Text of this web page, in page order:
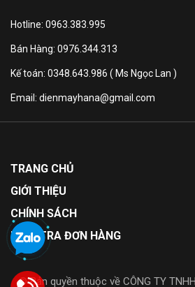
điệu
Tận hưởng buổi phát sóng ưa thích
6 chế độ EQ - Âm
hợp cho mọi tình
Chọn âm thanh của bạn. Chọn từ
mang lại cho cuộc sống những
chưa từng có.
Hotline: 0963.383.995
Bán Hàng: 0976.344.313
Kế toán: 0348.643.986 ( Ms Ngọc Lan )
Email: dienmayhana@gmail.com
TRANG CHỦ
GIỚI THIỆU
CHÍNH SÁCH
KIỂM TRA ĐƠN HÀNG
© Bản quyền thuộc về CÔNG TY